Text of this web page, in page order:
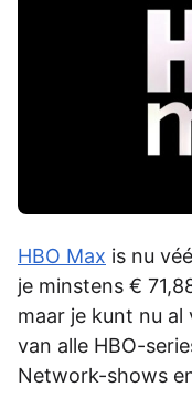
HBO Max is nu
je minstens €
maar je kunt nu
van alle HBO-
Network-shows